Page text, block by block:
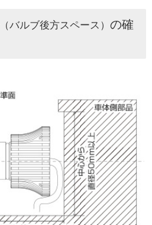
（バルブ後方スペース） の確